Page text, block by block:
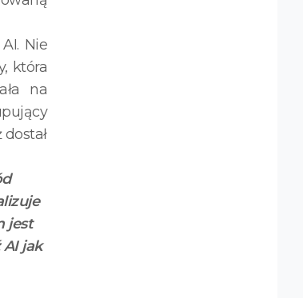
Nie
która
na
jest
jak